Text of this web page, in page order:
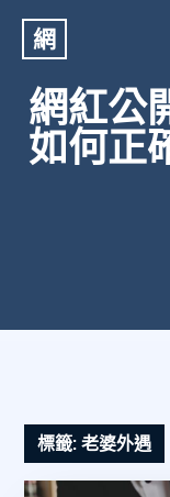
網
網紅公
如何正
標籤:老婆外遇